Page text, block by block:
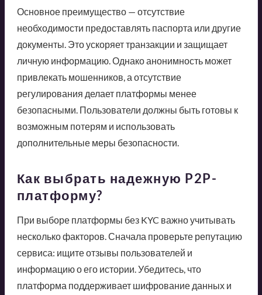
Основное преимущество — отсутствие
необходимости предоставлять паспорта или другие
документы. Это ускоряет транзакции и защищает
личную информацию. Однако анонимность может
привлекать мошенников, а отсутствие
регулирования делает платформы менее
безопасными. Пользователи должны быть готовы к
возможным потерям и использовать
дополнительные меры безопасности.
Как выбрать надежную P2P-
платформу?
При выборе платформы без KYC важно учитывать
несколько факторов. Сначала проверьте репутацию
сервиса: ищите отзывы пользователей и
информацию о его истории. Убедитесь, что
платформа поддерживает шифрование данных и